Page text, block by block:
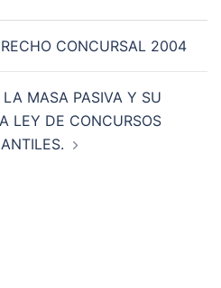
CONCURSAL 2004
MASA PASIVA Y SU
LEY DE CONCURSOS